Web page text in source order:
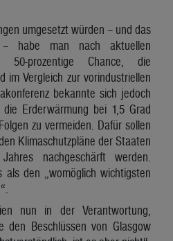
umgesetzt würden – und das
habe man nach aktuellen
50-prozentige Chance, die
im Vergleich zur vorindustriellen
bekannte sich jedoch
Erderwärmung bei 1,5 Grad
zu vermeiden. Dafür sollen
Klimaschutzpläne der Staaten
nachgeschärft werden.
als den „womöglich wichtigsten
nun in der Verantwortung,
den Beschlüssen von Glasgow